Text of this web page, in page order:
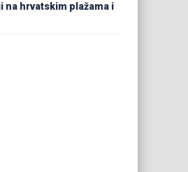
na hrvatskim plažama i